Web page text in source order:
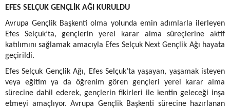
EFES SELÇUK GENÇLİK AĞI KURULDU
Avrupa Gençlik Başkenti olma yolunda emin adımlarla ilerleyen
Efes Selçuk’ta, gençlerin yerel karar alma süreçlerine aktif
katılımını sağlamak amacıyla Efes Selçuk Next Gençlik Ağı hayata
geçirildi.
Efes Selçuk Gençlik Ağı, Efes Selçuk’ta yaşayan, yaşamak isteyen
veya eğitim ya da öğrenim gören gençleri yerel karar alma
sürecine dahil ederek, gençlerin fikirleri ile kentin geleceği inşa
etmeyi amaçlıyor. Avrupa Gençlik Başkenti sürecine hazırlanan